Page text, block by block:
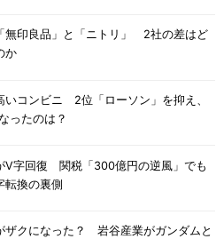
無印良品」と「ニトリ」 2社の差はど
か
いコンビニ 2位「ローソン」を抑え、
ったのは？
V字回復 関税「300億円の逆風」でも
転換の裏側
ザクになった？ 岩谷産業がガンダムと